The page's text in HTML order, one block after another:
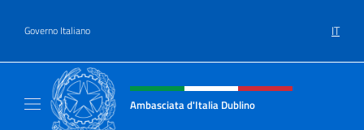
Governo Italiano IT
Intestazione sito, social e menù
Ambasciata d'Italia Dublino